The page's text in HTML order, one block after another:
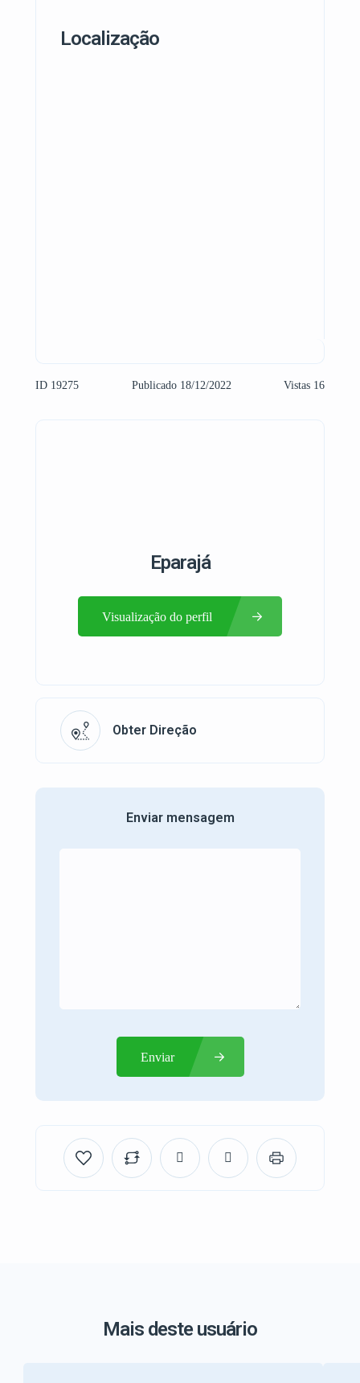
Localização
ID 19275 Publicado 18/12/2022 Vistas 16
Eparajá
Visualização do perfil
Obter Direção
Enviar mensagem
Enviar
Mais deste usuário